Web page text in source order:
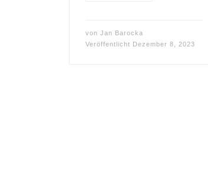
von Jan Barocka
Veröffentlicht Dezember 8, 2023